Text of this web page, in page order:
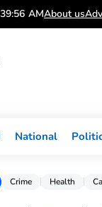
AMAbout us
National
Crime Health